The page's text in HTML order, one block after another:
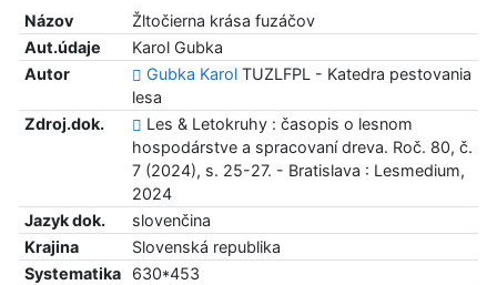
Názov
Žltočierna krása fuzáčov
Aut.údaje
Karol Gubka
Autor
Gubka KarolTUZLFPL - Katedra pestovania
lesa
Zdroj.dok.
Les & Letokruhy : časopis o lesnom
hospodárstve a spracovaní dreva. Roč. 80, č.
7 (2024), s. 25-27. - Bratislava : Lesmedium,
2024
Jazyk dok.
slovenčina
Krajina
Slovenská republika
Systematika
630*453